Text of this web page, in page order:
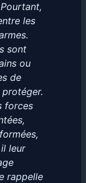
les
sont
ou
de
forces
leur
rappelle